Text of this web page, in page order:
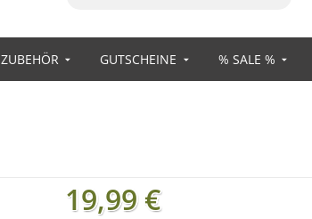
ZUBEHÖR GUTSCHEINE % SALE %
19,99 €